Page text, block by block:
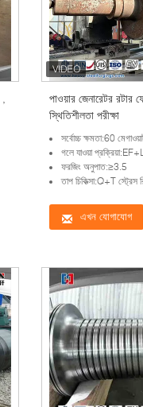
পাওয়ার জেনারেটর রটার
স্থিতিশীলতা পরীক্ষা
সর্বোচ্চ ক্ষমতা:60
গলে যাওয়া
ফরজিং অনুপাত:≥3.5
তাপ চিকিত্সা:Q+T স্ট্রেস
এখন যোগাযোগ